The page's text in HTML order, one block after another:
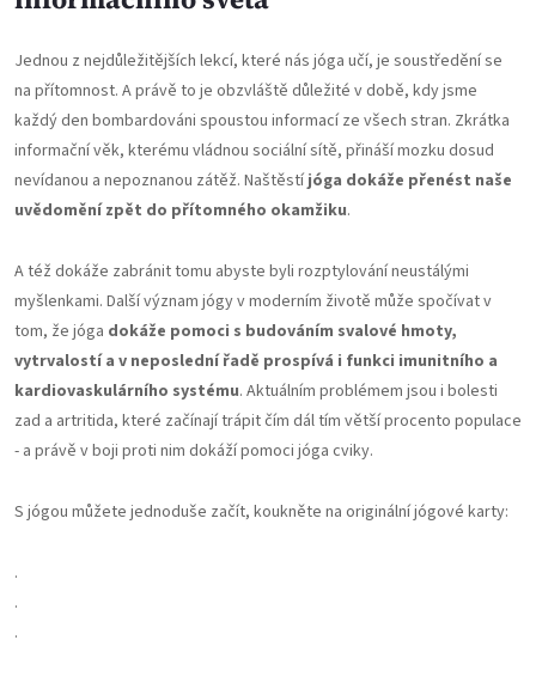
Jednou z nejdůležitějších lekcí, které nás jóga učí, je soustředění se
na přítomnost. A právě to je obzvláště důležité v době, kdy jsme
každý den bombardováni spoustou informací ze všech stran. Zkrátka
informační věk, kterému vládnou sociální sítě, přináší mozku dosud
nevídanou a nepoznanou zátěž. Naštěstíjóga dokáže přenést naše
uvědomění zpět do přítomného okamžiku.
A též dokáže zabránit tomu abyste byli rozptylování neustálými
myšlenkami. Další význam jógy v moderním životě může spočívat v
tom, že jóga dokáže pomoci s budováním svalové hmoty,
vytrvalostí a v neposlední řadě prospívá i funkci imunitního a
kardiovaskulárního systému. Aktuálním problémem jsou i bolesti
zad a artritida, které začínají trápit čím dál tím větší procento populace
- a právě v boji proti nim dokáží pomoci jóga cviky.
S jógou můžete jednoduše začít, koukněte na originální jógové karty:
.
.
.